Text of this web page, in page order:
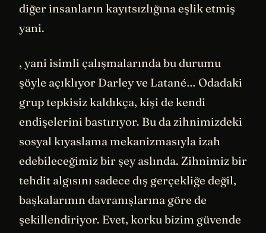
diğer insanların kayıtsızlığına eşlik etmiş
yani.
, yani isimli çalışmalarında bu durumu
şöyle açıklıyor Darley ve Latané… Odadaki
grup tepkisiz kaldıkça, kişi de kendi
endişelerini bastırıyor. Bu da zihnimizdeki
sosyal kıyaslama mekanizmasıyla izah
edebileceğimiz bir şey aslında. Zihnimiz bir
tehdit algısını sadece dış gerçekliğe değil,
başkalarının davranışlarına göre de
şekillendiriyor. Evet, korku bizim güvende